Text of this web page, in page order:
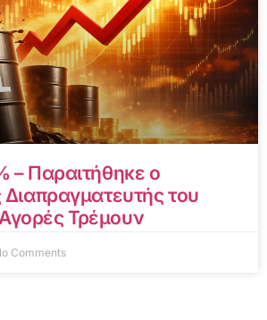
– Παραιτήθηκε ο
του
Αγορές Τρέμουν
Comments